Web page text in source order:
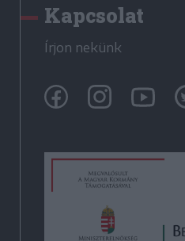
Kapcsolat
Írjon nekünk